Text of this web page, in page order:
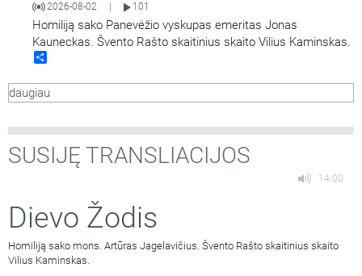
2026-08-02 101
Homiliją sako Panevėžio vyskupas emeritas Jonas
Kauneckas. Švento Rašto skaitinius skaito Vilius Kaminskas.
daugiau
SUSIJĘ TRANSLIACIJOS
14:00
Dievo Žodis
Homiliją sako mons. Artūras Jagelavičius. Švento Rašto skaitinius skaito
Vilius Kaminskas.